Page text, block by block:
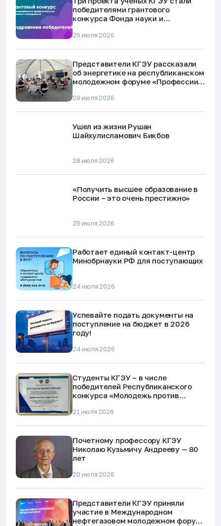
победителями грантового
конкурса Фонда науки и
29 июля 2026
Представители КГЭУ рассказали
об энергетике на республиканском
молодежном форуме «Профессии
28 июля 2026
Ушел из жизни Рушан
Шайхулисламович Бикбов
28 июля 2026
«Получить высшее образование в
России – это очень престижно»
25 июля 2026
Работает единый контакт-центр
Минобрнауки РФ для поступающих
24 июля 2026
Успевайте подать документы на
поступление на бюджет в 2026
году!
24 июля 2026
Студенты КГЭУ – в числе
победителей Республиканского
конкурса «Молодежь против
мошенничества»
21 июля 2026
Почетному профессору КГЭУ
Николаю Кузьмичу Андрееву — 80
лет
20 июля 2026
Представители КГЭУ приняли
участие в Международном
нефтегазовом молодежном форуме